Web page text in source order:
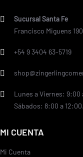
Sucursal Santa Fe
Francisco Miguens
+54 9 3404 63-5719
Lunes a Viernes: 9:00
Sábados: 8:00 a 12:00.
MI CUENTA
Mi Cuenta